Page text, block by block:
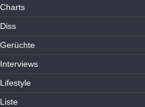
Charts
Diss
Gerüchte
Interviews
Lifestyle
Liste